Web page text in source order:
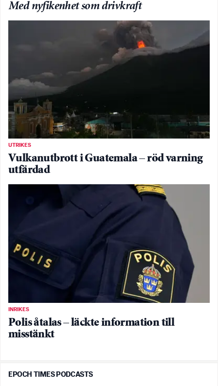
Med nyfikenhet som drivkraft
UTRIKES
Vulkanutbrott i Guatemala – röd varning
utfärdad
INRIKES
Polis åtalas – läckte information till
misstänkt
EPOCH TIMES PODCASTS